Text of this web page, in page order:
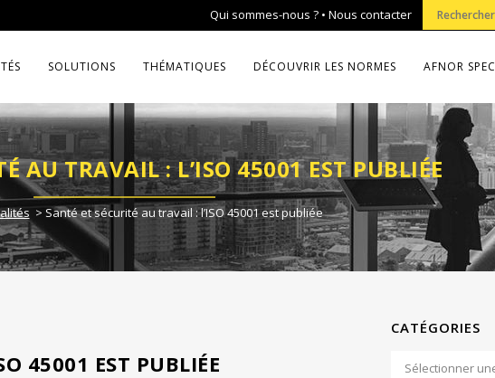
Qui sommes-nous ?• Nous contacter
SOLUTIONS THÉMATIQUES DÉCOUVRIR LES NORMES AFNOR SPEC
AU TRAVAIL : L’ISO 45001 EST PUBLIÉE
> Santé et sécurité au travail : l’ISO 45001 est publiée
45001 EST PUBLIÉE
CATÉGORIES